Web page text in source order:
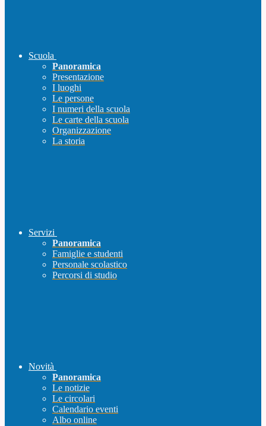
Scuola
Panoramica
Presentazione
I luoghi
Le persone
I numeri della scuola
Le carte della scuola
Organizzazione
La storia
Servizi
Panoramica
Famiglie e studenti
Personale scolastico
Percorsi di studio
Novità
Panoramica
Le notizie
Le circolari
Calendario eventi
Albo online